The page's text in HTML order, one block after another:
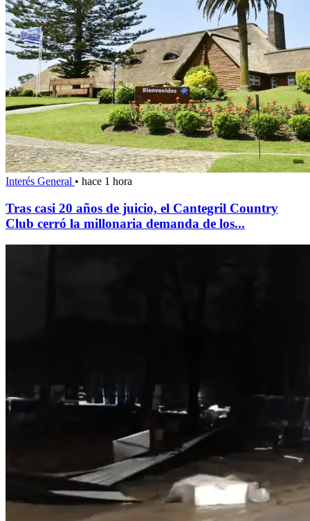
Interés General • hace 1 hora
Tras casi 20 años de juicio, el Cantegril Country
Club cerró la millonaria demanda de los...